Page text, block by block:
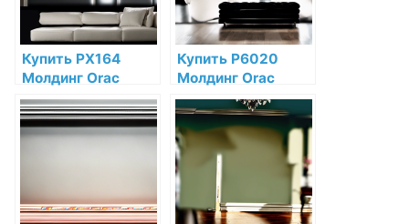
Купить PX164
Молдинг Orac
Decor
Дюрополимер по
низкой цене в
Купить P6020
Молдинг Orac
Decor Полиуретан
по низкой цене в
интернет-
магазине